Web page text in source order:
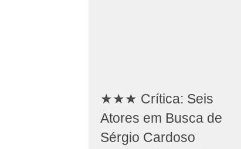
★★★ Crítica: Seis
Atores em Busca de
Sérgio Cardoso